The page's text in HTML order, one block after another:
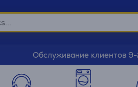
Обслуживание клиентов 9-